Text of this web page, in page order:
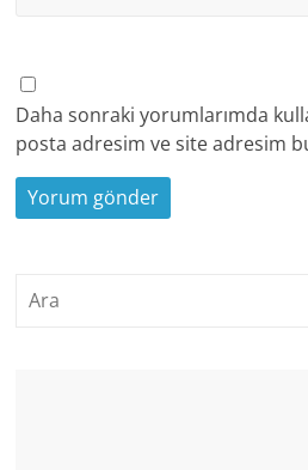
Daha sonraki yorumlarımda
posta adresim ve site adresim